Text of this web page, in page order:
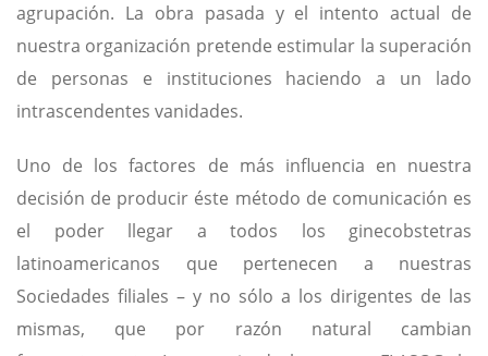
agrupación. La obra pasada y el intento actual de
nuestra organización pretende estimular la superación
de personas e instituciones haciendo a un lado
intrascendentes vanidades.
Uno de los factores de más influencia en nuestra
decisión de producir éste método de comunicación es
el poder llegar a todos los ginecobstetras
latinoamericanos que pertenecen a nuestras
Sociedades filiales – y no sólo a los dirigentes de las
mismas, que por razón natural cambian